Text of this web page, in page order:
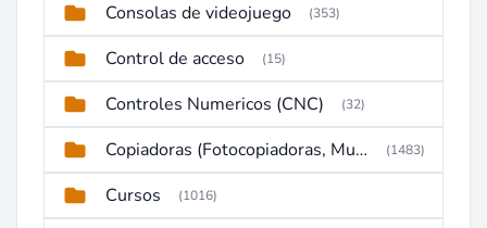
Consolas de videojuego (353)
Control de acceso (15)
Controles Numericos (CNC) (32)
Copiadoras (Fotocopiadoras, Multifunctions, Ploter, etc) (1483)
Cursos (1016)